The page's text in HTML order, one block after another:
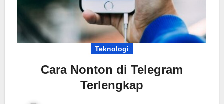
Teknologi
Cara Nonton di Telegram
Terlengkap